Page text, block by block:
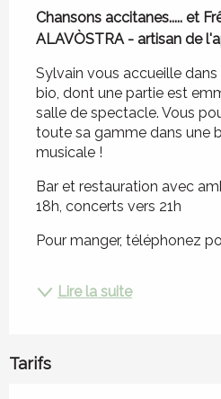
Chansons accitanes..... et
ALAVÒSTRA - artisan de
Sylvain vous accueille
bio, dont une partie est
salle de spectacle. Vous
toute sa gamme dans une
musicale !
Bar et restauration avec
18h, concerts vers 21h
Pour manger, téléphonez
Lire la suite
Tarifs